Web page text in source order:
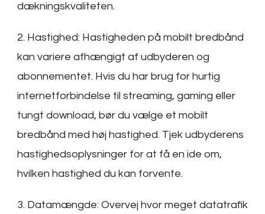
dækningskvaliteten.
2. Hastighed: Hastigheden på mobilt bredbånd
kan variere afhængigt af udbyderen og
abonnementet. Hvis du har brug for hurtig
internetforbindelse til streaming, gaming eller
tungt download, bør du vælge et mobilt
bredbånd med høj hastighed. Tjek udbyderens
hastighedsoplysninger for at få en ide om,
hvilken hastighed du kan forvente.
3. Datamængde: Overvej hvor meget datatrafik